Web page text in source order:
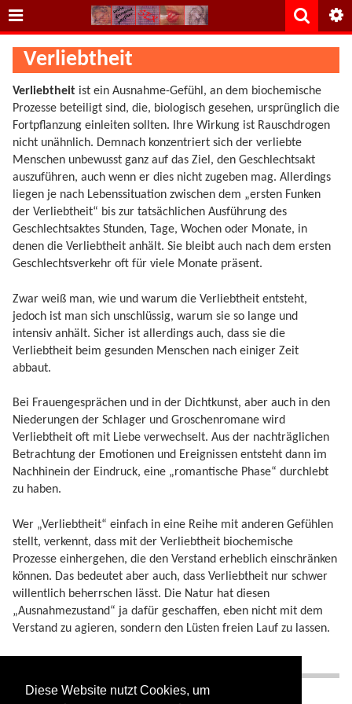
Diese Website nutzt Cookies, um
Verliebtheit
Verliebtheit ist ein Ausnahme-Gefühl, an dem biochemische
Prozesse beteiligt sind, die, biologisch gesehen, ursprünglich die
Fortpflanzung einleiten sollten. Ihre Wirkung ist Rauschdrogen
nicht unähnlich. Demnach konzentriert sich der verliebte
Menschen unbewusst ganz auf das Ziel, den Geschlechtsakt
auszuführen, auch wenn er dies nicht zugeben mag. Allerdings
liegen je nach Lebenssituation zwischen dem „ersten Funken
der Verliebtheit“ bis zur tatsächlichen Ausführung des
Geschlechtsaktes Stunden, Tage, Wochen oder Monate, in
denen die Verliebtheit anhält. Sie bleibt auch nach dem ersten
Geschlechtsverkehr oft für viele Monate präsent.
Zwar weiß man, wie und warum die Verliebtheit entsteht,
jedoch ist man sich unschlüssig, warum sie so lange und
intensiv anhält. Sicher ist allerdings auch, dass sie die
Verliebtheit beim gesunden Menschen nach einiger Zeit
abbaut.
Bei Frauengesprächen und in der Dichtkunst, aber auch in den
Niederungen der Schlager und Groschenromane wird
Verliebtheit oft mit Liebe verwechselt. Aus der nachträglichen
Betrachtung der Emotionen und Ereignissen entsteht dann im
Nachhinein der Eindruck, eine „romantische Phase“ durchlebt
zu haben.
Wer „Verliebtheit“ einfach in eine Reihe mit anderen Gefühlen
stellt, verkennt, dass mit der Verliebtheit biochemische
Prozesse einhergehen, die den Verstand erheblich einschränken
können. Das bedeutet aber auch, dass Verliebtheit nur schwer
willentlich beherrschen lässt. Die Natur hat diesen
„Ausnahmezustand“ ja dafür geschaffen, eben nicht mit dem
Verstand zu agieren, sondern den Lüsten freien Lauf zu lassen.
Pheromone